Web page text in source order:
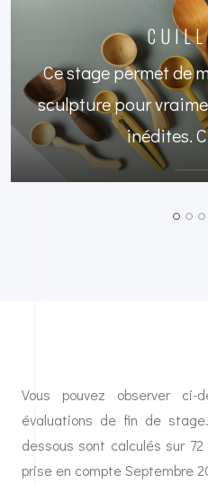
Ce stage permet de
sculpture pour
inédites.
Vous pouvez observer
évaluations de fin de
dessous sont calculés sur
prise en compte Septembre